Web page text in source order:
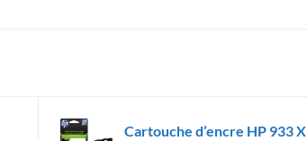
Cartouche d’encre HP 933